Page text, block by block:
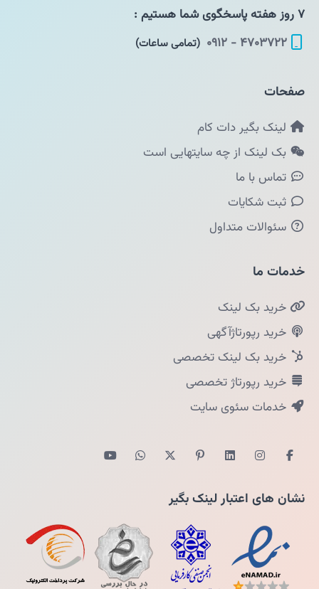
۷ روز هفته پاسخگوی شما هستیم :
۴۷۰۳۷۲۲ - ۰۹۱۲
(تمامی ساعات)
صفحات
لینک بگیر دات کام
بک لینک از چه سایتهایی است
تماس با ما
ثبت شکایات
سئوالات متداول
خدمات ما
خرید بک لینک
خرید رپورتاژآگهی
خرید بک لینک تخصصی
خرید رپورتاژ تخصصی
خدمات سئوی سایت
نشان های اعتبار لینک بگیر